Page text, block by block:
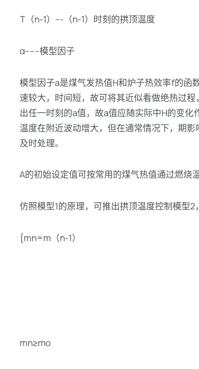
T（n-1）---（n-1）时刻的拱顶温度
α------模型因子
模型因子a是煤气发热值H和炉子热效率f的函
速较大，时间短，故可将其近似看做绝热过
出任一时刻的a值，故a值应随实际中H的变
温度在附近波动增大，但在通常情况下，期
及时处理。
A的初始设定值可按常用的煤气热值通过燃烧
仿照模型1的原理，可推出拱顶温度控制模型2
{mn=m（n-1）
mn≥mo